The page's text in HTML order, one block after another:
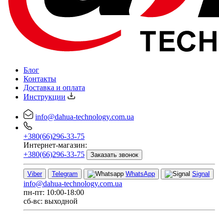
Блог
Контакты
Доставка и оплата
Инструкции
info@dahua-technology.com.ua
+380(66)296-33-75
Интернет-магазин:
+380(66)296-33-75
Заказать звонок
Viber Telegram WhatsApp Signal
info@dahua-technology.com.ua
пн-пт: 10:00-18:00
сб-вс: выходной